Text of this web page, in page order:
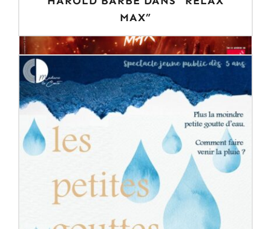
MAX”